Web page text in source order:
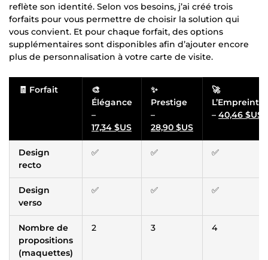
reflète son identité. Selon vos besoins, j’ai créé trois
forfaits pour vous permettre de choisir la solution qui
vous convient. Et pour chaque forfait, des options
supplémentaires sont disponibles afin d’ajouter encore
plus de personnalisation à votre carte de visite.
🧾 Forfait
🎨
Élégance
–
17,34 $US
✨
Prestige
–
28,90 $US
🚀
L’Empreinte
– 40,46 $US
Design
recto
✅ ✅ ✅
Design
verso
✅ ✅ ✅
Nombre de
propositions
(maquettes)
2 3 4